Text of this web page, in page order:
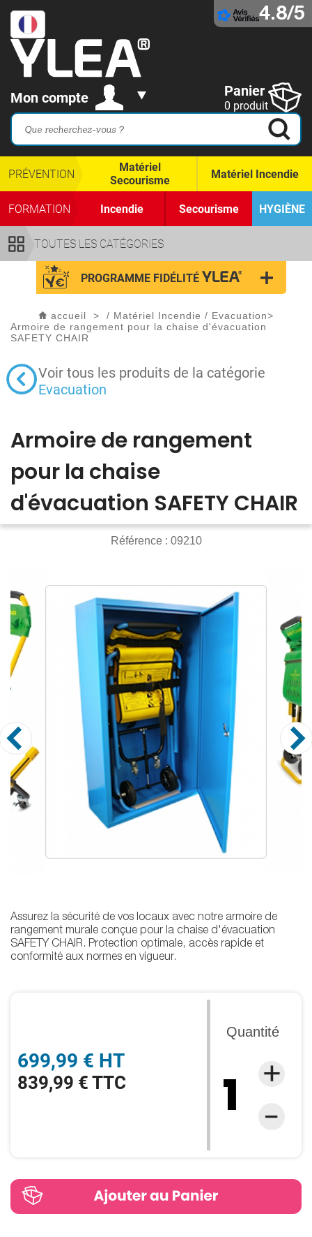
4.8/5
Mon compte Panier
0 produit
TOUTES LES CATÉGORIES
PRÉVENTION
Matériel
Secourisme
Matériel Incendie
FORMATION Incendie Secourisme HYGIÈNE
PROGRAMME FIDÉLITÉ
accueil > / Matériel Incendie / Evacuation>
Armoire de rangement pour la chaise d'évacuation
SAFETY CHAIR
Voir tous les produits de la catégorie
Evacuation
Armoire de rangement
pour la chaise
d'évacuation SAFETY CHAIR
Référence : 09210
699,99 € HT
839,99 € TTC
Quantité
Assurez la sécurité de vos locaux avec notre armoire de
rangement murale conçue pour la chaise d'évacuation
SAFETY CHAIR. Protection optimale, accès rapide et
conformité aux normes en vigueur.